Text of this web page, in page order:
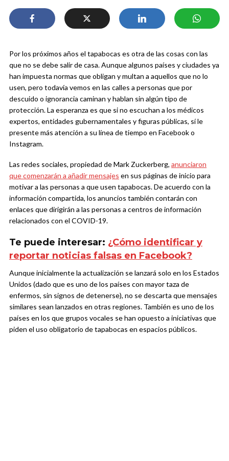
Por los próximos años el tapabocas es otra de las cosas con las
que no se debe salir de casa. Aunque algunos países y ciudades ya
han impuesta normas que obligan y multan a aquellos que no lo
usen, pero todavía vemos en las calles a personas que por
descuido o ignorancia caminan y hablan sin algún tipo de
protección. La esperanza es que si no escuchan a los médicos
expertos, entidades gubernamentales y figuras públicas, sí le
presente más atención a su línea de tiempo en Facebook o
Instagram.
Las redes sociales, propiedad de Mark Zuckerberg, anunciaron
que comenzarán a añadir mensajes en sus páginas de inicio para
motivar a las personas a que usen tapabocas. De acuerdo con la
información compartida, los anuncios también contarán con
enlaces que dirigirán a las personas a centros de información
relacionados con el COVID-19.
Te puede interesar: ¿Cómo identificar y
reportar noticias falsas en Facebook?
Aunque inicialmente la actualización se lanzará solo en los Estados
Unidos (dado que es uno de los países con mayor taza de
enfermos, sin signos de detenerse), no se descarta que mensajes
similares sean lanzados en otras regiones. También es uno de los
países en los que grupos vocales se han opuesto a iniciativas que
piden el uso obligatorio de tapabocas en espacios públicos.